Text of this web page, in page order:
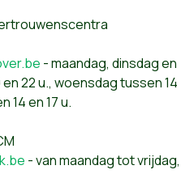
- maandag, dinsdag en
22 u., woensdag tussen 14
14 en 17 u.
- van maandag tot vrijdag,